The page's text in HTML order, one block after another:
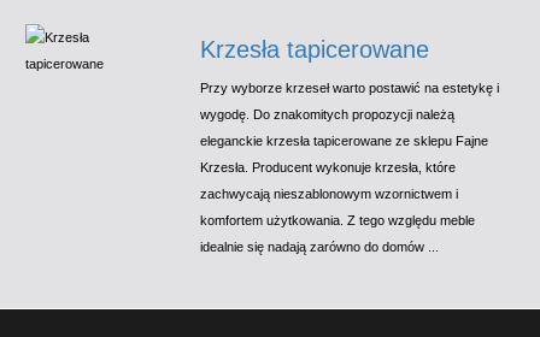
Krzesła tapicerowane
Przy wyborze krzeseł warto postawić na estetykę i
wygodę. Do znakomitych propozycji należą
eleganckie krzesła tapicerowane ze sklepu Fajne
Krzesła. Producent wykonuje krzesła, które
zachwycają nieszablonowym wzornictwem i
komfortem użytkowania. Z tego względu meble
idealnie się nadają zarówno do domów ...